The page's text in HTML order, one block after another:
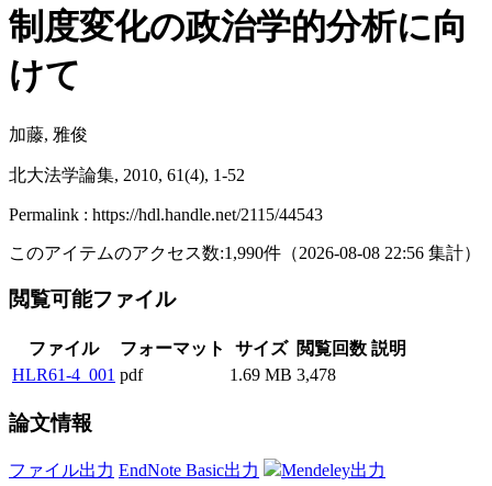
制度変化の政治学的分析に向
けて
加藤, 雅俊
北大法学論集, 2010, 61(4), 1-52
Permalink : https://hdl.handle.net/2115/44543
このアイテムのアクセス数:1,990件 （2026-08-08 22:56 集計）
閲覧可能ファイル
ファイル フォーマット サイズ 閲覧回数 説明
HLR61-4_001 pdf 1.69 MB 3,478
論文情報
ファイル出力 EndNote Basic出力 Mendeley出力